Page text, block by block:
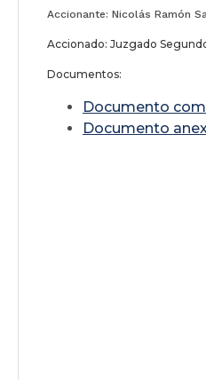
Accionante: Nicolás Ramón
Accionado: Juzgado
Documentos:
Documento
Documento